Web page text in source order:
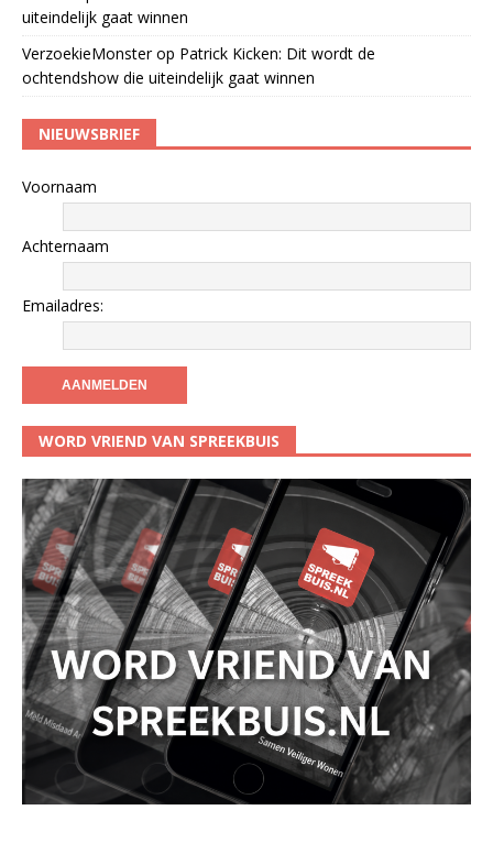
uiteindelijk gaat winnen
VerzoekieMonsterop Patrick Kicken: Dit wordt de
ochtendshow die uiteindelijk gaat winnen
NIEUWSBRIEF
Voornaam
Achternaam
Emailadres:
WORD VRIEND VAN SPREEKBUIS